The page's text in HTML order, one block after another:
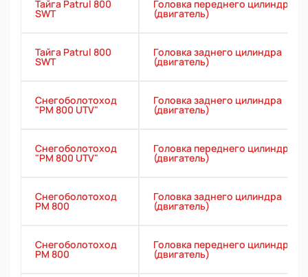
Тайга Patrul 800
SWT
Головка переднего цилиндра
(двигатель)
Тайга Patrul 800
SWT
Головка заднего цилиндра
(двигатель)
Снегоболотоход
"РМ 800 UTV"
Головка заднего цилиндра
(двигатель)
Снегоболотоход
"РМ 800 UTV"
Головка переднего цилиндра
(двигатель)
Снегоболотоход
РМ 800
Головка заднего цилиндра
(двигатель)
Снегоболотоход
РМ 800
Головка переднего цилиндра
(двигатель)